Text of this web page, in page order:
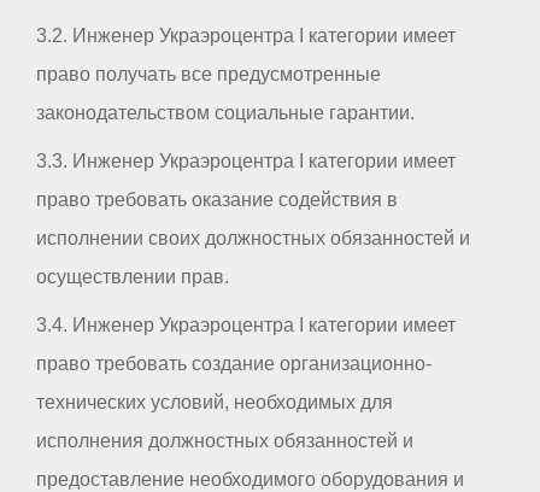
3.2. Инженер Украэроцентра I категории имеет
право получать все предусмотренные
законодательством социальные гарантии.
3.3. Инженер Украэроцентра I категории имеет
право требовать оказание содействия в
исполнении своих должностных обязанностей и
осуществлении прав.
3.4. Инженер Украэроцентра I категории имеет
право требовать создание организационно-
технических условий, необходимых для
исполнения должностных обязанностей и
предоставление необходимого оборудования и